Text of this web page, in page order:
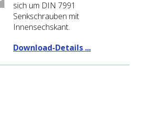
sich um DIN 7991
Senkschrauben mit
Innensechskant.
Download-Details ...